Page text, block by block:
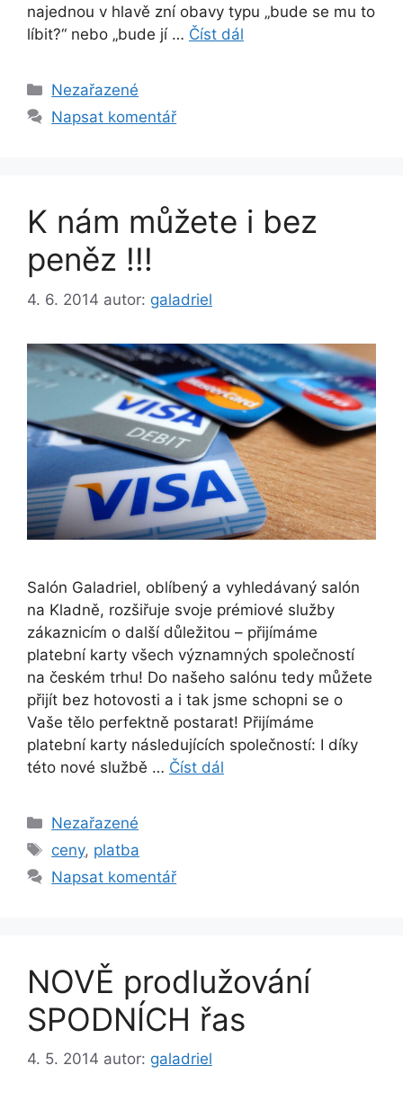
najednou v hlavě zní obavy typu „bude se mu to
líbit?“ nebo „bude jí … Číst dál
Rubriky
Nezařazené
Napsat komentář
K nám můžete i bez
peněz !!!
4. 6. 2014 autor: galadriel
Salón Galadriel, oblíbený a vyhledávaný salón
na Kladně, rozšiřuje svoje prémiové služby
zákaznicím o další důležitou – přijímáme
platební karty všech významných společností
na českém trhu! Do našeho salónu tedy můžete
přijít bez hotovosti a i tak jsme schopni se o
Vaše tělo perfektně postarat! Přijímáme
platební karty následujících společností: I díky
této nové službě … Číst dál
Rubriky
Nezařazené
Štítky
ceny, platba
Napsat komentář
NOVĚ prodlužování
SPODNÍCH řas
4. 5. 2014 autor: galadriel